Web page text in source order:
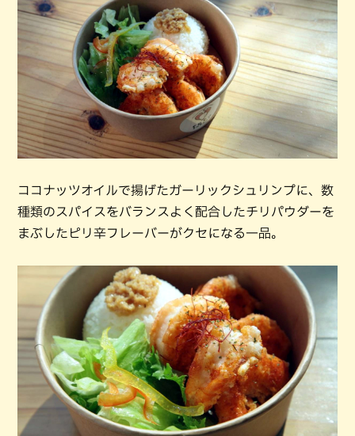
ココナッツオイルで揚げたガーリックシュリンプに、数
種類のスパイスをバランスよく配合したチリパウダーを
まぶしたピリ辛フレーバーがクセになる一品。